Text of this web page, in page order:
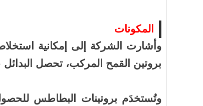
المكونات
وأشارت الشركة إلى إمكانية
بروتين القمح المركب، تحصل
وتُستخدَم بروتينات البطاطس